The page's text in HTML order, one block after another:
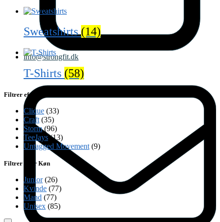
info@strongfit.dk
Sweatshirts(14)
T-Shirts (58)
Filtrer efter Brand
Clique (33)
Craft (35)
Storm (96)
TeeJays (13)
Untagged Movement (9)
Filtrer efter Køn
Junior (26)
Kvinde (77)
Mand (77)
Unisex (85)